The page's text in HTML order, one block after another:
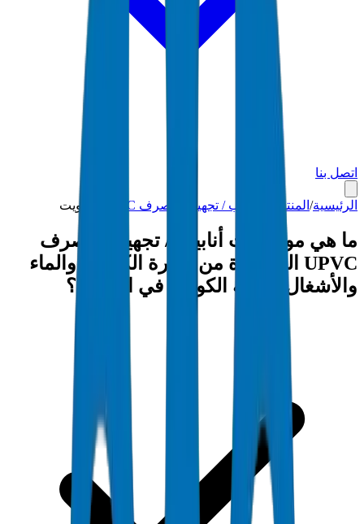
اتصل بنا
الرئيسية/ المنتجات أنابيب / تجهيزات صرف UPVC الكويت
ما هي مواصفات أنابيب / تجهيزات صرف
UPVC المعتمدة من وزارة الكهرباء والماء
والأشغال العامة الكويتية في الكويت؟